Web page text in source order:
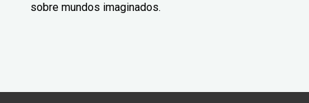
sobre mundos imaginados.